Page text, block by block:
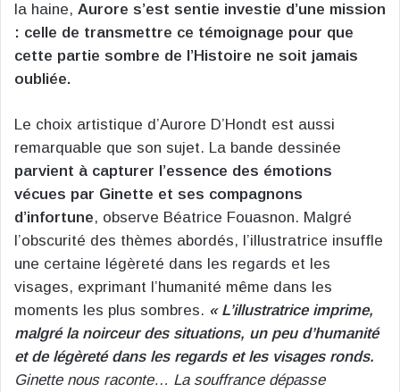
la haine, Aurore s’est sentie investie d’une mission
: celle de transmettre ce témoignage pour que
cette partie sombre de l’Histoire ne soit jamais
oubliée.
Le choix artistique d’Aurore D’Hondt est aussi
remarquable que son sujet. La bande dessinée
parvient à capturer l’essence des émotions
vécues par Ginette et ses compagnons
d’infortune, observe Béatrice Fouasnon. Malgré
l’obscurité des thèmes abordés, l’illustratrice insuffle
une certaine légèreté dans les regards et les
visages, exprimant l’humanité même dans les
moments les plus sombres. « L’illustratrice imprime,
malgré la noirceur des situations, un peu d’humanité
et de légèreté dans les regards et les visages ronds.
Ginette nous raconte… La souffrance dépasse